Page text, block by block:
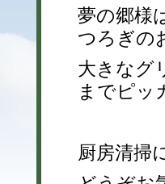
夢の郷様
つろぎの
大きなグ
までピッ
厨房清掃